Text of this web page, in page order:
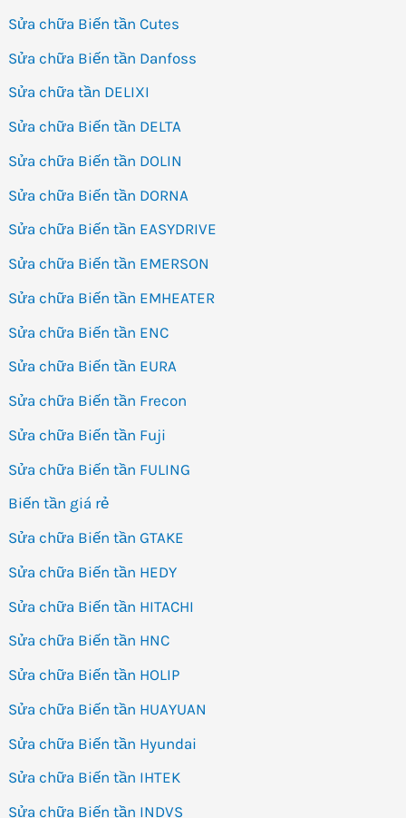
Sửa chữa Biến tần Cutes
Sửa chữa Biến tần Danfoss
Sửa chữa tần DELIXI
Sửa chữa Biến tần DELTA
Sửa chữa Biến tần DOLIN
Sửa chữa Biến tần DORNA
Sửa chữa Biến tần EASYDRIVE
Sửa chữa Biến tần EMERSON
Sửa chữa Biến tần EMHEATER
Sửa chữa Biến tần ENC
Sửa chữa Biến tần EURA
Sửa chữa Biến tần Frecon
Sửa chữa Biến tần Fuji
Sửa chữa Biến tần FULING
Biến tần giá rẻ
Sửa chữa Biến tần GTAKE
Sửa chữa Biến tần HEDY
Sửa chữa Biến tần HITACHI
Sửa chữa Biến tần HNC
Sửa chữa Biến tần HOLIP
Sửa chữa Biến tần HUAYUAN
Sửa chữa Biến tần Hyundai
Sửa chữa Biến tần IHTEK
Sửa chữa Biến tần INDVS